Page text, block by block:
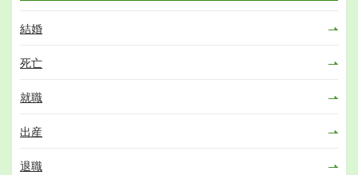
結婚
死亡
就職
出産
退職